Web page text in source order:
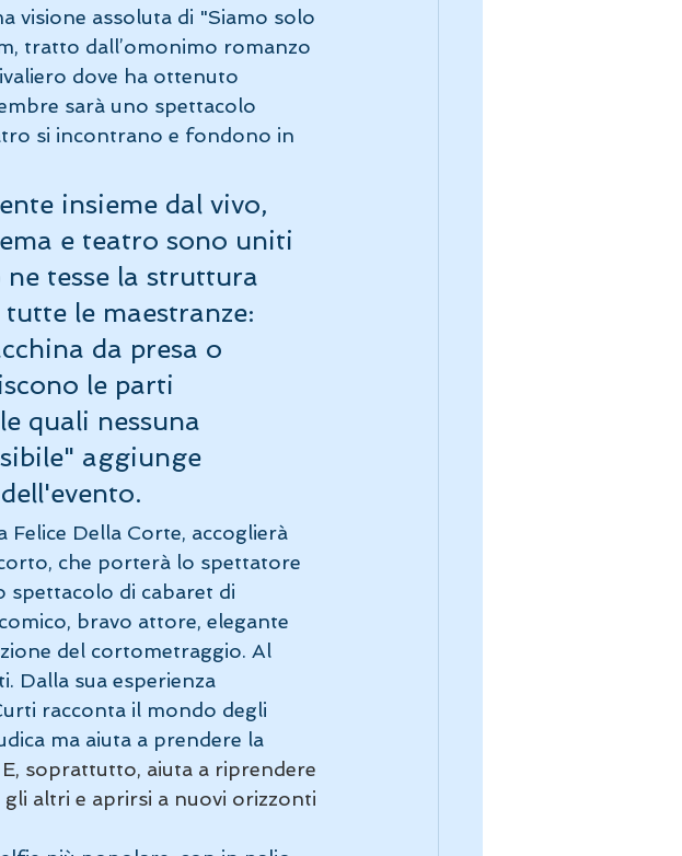
visione assoluta di "Siamo solo
tratto dall’omonimo romanzo
dove ha ottenuto
sarà uno spettacolo
si incontrano e fondono in
insieme dal vivo,
e teatro sono uniti
tesse la struttura
le maestranze:
da presa o
le parti
quali nessuna
aggiunge
Della Corte, accoglierà
che porterà lo spettatore
spettacolo di cabaret di
bravo attore, elegante
del cortometraggio. Al
Dalla sua esperienza
racconta il mondo degli
ma aiuta a prendere la
E, soprattutto, aiuta a riprendere
altri e aprirsi a nuovi orizzonti